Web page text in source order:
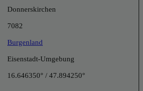
Donnerskirchen
7082
Burgenland
Eisenstadt-Umgebung
16.646350° / 47.894250°